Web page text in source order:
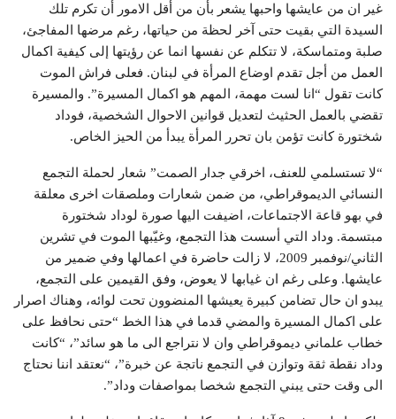
غير ان من عايشها واحبها يشعر بأن من أقل الامور أن تكرم تلك
السيدة التي بقيت حتى آخر لحظة من حياتها، رغم مرضها المفاجئ،
صلبة ومتماسكة، لا تتكلم عن نفسها انما عن رؤيتها إلى كيفية اكمال
العمل من أجل تقدم اوضاع المرأة في لبنان. فعلى فراش الموت
كانت تقول “انا لست مهمة، المهم هو اكمال المسيرة”. والمسيرة
تقضي بالعمل الحثيث لتعديل قوانين الاحوال الشخصية، فوداد
شختورة كانت تؤمن بان تحرر المرأة يبدأ من الحيز الخاص.
“لا تستسلمي للعنف، اخرقي جدار الصمت” شعار لحملة التجمع
النسائي الديموقراطي، من ضمن شعارات وملصقات اخرى معلقة
في بهو قاعة الاجتماعات، اضيفت اليها صورة لوداد شختورة
مبتسمة. وداد التي أسست هذا التجمع، وغيّبها الموت في تشرين
الثاني/نوفمبر 2009، لا زالت حاضرة في اعمالها وفي ضمير من
عايشها. وعلى رغم ان غيابها لا يعوض، وفق القيمين على التجمع،
يبدو ان حال تضامن كبيرة يعيشها المنضوون تحت لوائه، وهناك اصرار
على اكمال المسيرة والمضي قدما في هذا الخط “حتى نحافظ على
خطاب علماني ديموقراطي وان لا نتراجع الى ما هو سائد”، “كانت
وداد نقطة ثقة وتوازن في التجمع ناتجة عن خبرة”، “نعتقد اننا نحتاج
الى وقت حتى يبني التجمع شخصا بمواصفات وداد”.